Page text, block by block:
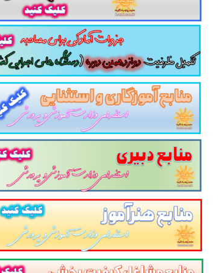
اعلام می دارد.
لینک دانلود
تستمبانی امنیت ملی و
عمومی دوازدهمین امتحان مشترک
دوازدهمین امتحان مشترک فراگیر